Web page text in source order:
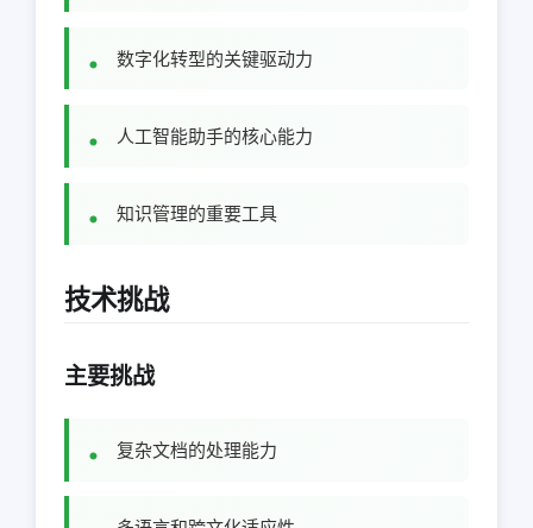
数字化转型的关键驱动力
人工智能助手的核心能力
知识管理的重要工具
技术挑战
主要挑战
复杂文档的处理能力